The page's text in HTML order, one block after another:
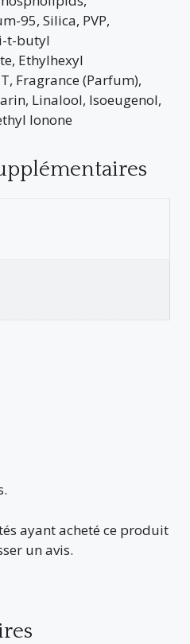
95, Silica, PVP,
t-butyl
Ethylhexyl
Fragrance (Parfum),
Linalool, Isoeugenol,
Ionone
ayant acheté ce produit
un avis.